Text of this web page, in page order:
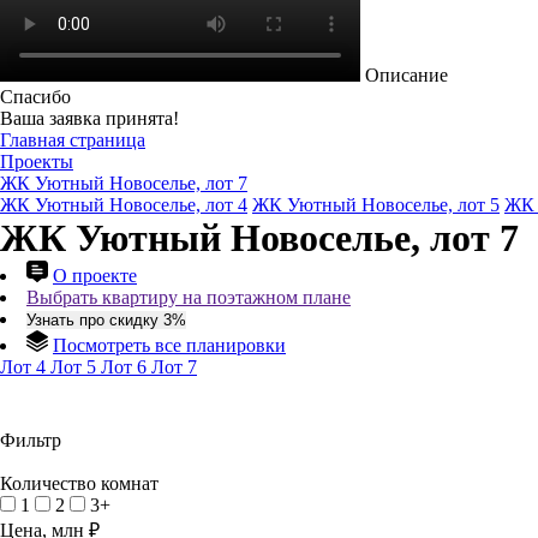
Описание
Спасибо
Ваша заявка принята!
Главная страница
Проекты
ЖК Уютный Новоселье, лот 7
ЖК Уютный Новоселье, лот 4 ЖК Уютный Новоселье, лот 5 ЖК
ЖК Уютный Новоселье, лот 7
О проекте
Выбрать квартиру на поэтажном плане
Узнать про скидку 3%
Посмотреть все планировки
Лот 4 Лот 5 Лот 6 Лот 7
Фильтр
Количество комнат
1
2
3+
Цена, млн ₽